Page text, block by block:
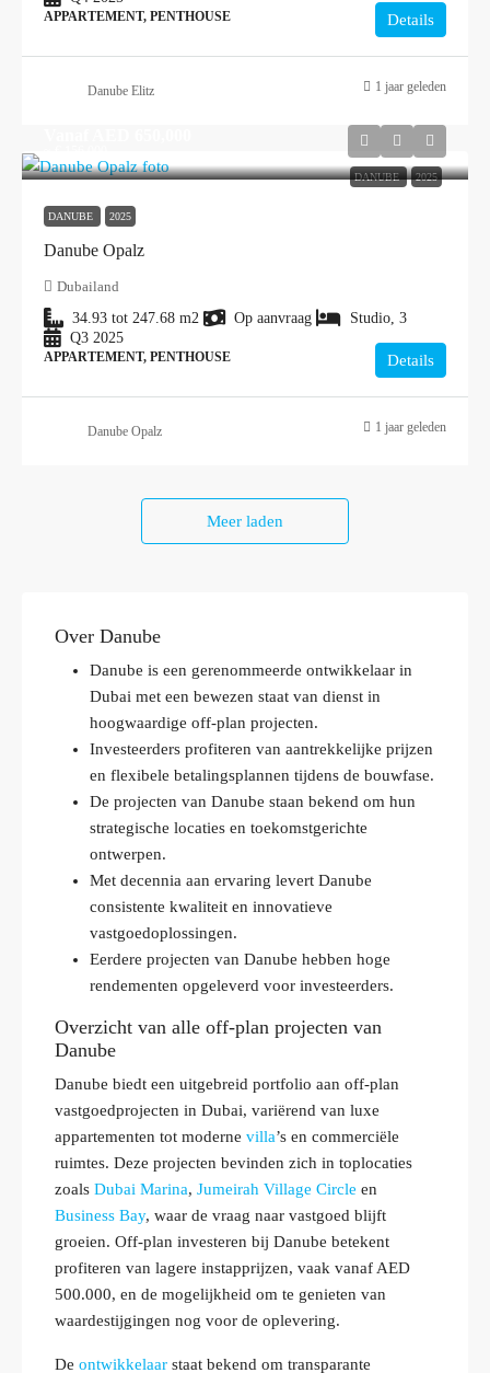
APPARTEMENT, PENTHOUSE Details
Danube Elitz 1 jaar geleden
DANUBE 2025
DANUBE 2025
Danube Opalz
Dubailand
34.93 tot 247.68 m2 Op aanvraag
Studio, 3
Q3 2025
APPARTEMENT, PENTHOUSE Details
Danube Opalz 1 jaar geleden
Meer laden
Over Danube
Danube is een gerenommeerde ontwikkelaar in
Dubai met een bewezen staat van dienst in
hoogwaardige off-plan projecten.
Investeerders profiteren van aantrekkelijke prijzen
en flexibele betalingsplannen tijdens de bouwfase.
De projecten van Danube staan bekend om hun
strategische locaties en toekomstgerichte
ontwerpen.
Met decennia aan ervaring levert Danube
consistente kwaliteit en innovatieve
vastgoedoplossingen.
Eerdere projecten van Danube hebben hoge
rendementen opgeleverd voor investeerders.
Overzicht van alle off-plan projecten van
Danube
Danube biedt een uitgebreid portfolio aan off-plan
vastgoedprojecten in Dubai, variërend van luxe
appartementen tot moderne villa’s en commerciële
ruimtes. Deze projecten bevinden zich in toplocaties
zoals Dubai Marina, Jumeirah Village Circle en
Business Bay, waar de vraag naar vastgoed blijft
groeien. Off-plan investeren bij Danube betekent
profiteren van lagere instapprijzen, vaak vanaf AED
500.000, en de mogelijkheid om te genieten van
waardestijgingen nog voor de oplevering.
De ontwikkelaar staat bekend om transparante